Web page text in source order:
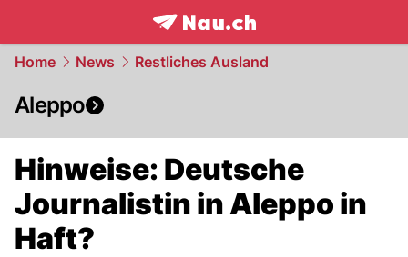
frontpage.NAU.ch
Home News Restliches Ausland
Aleppo
Hinweise: Deutsche
Journalistin in Aleppo in
Haft?